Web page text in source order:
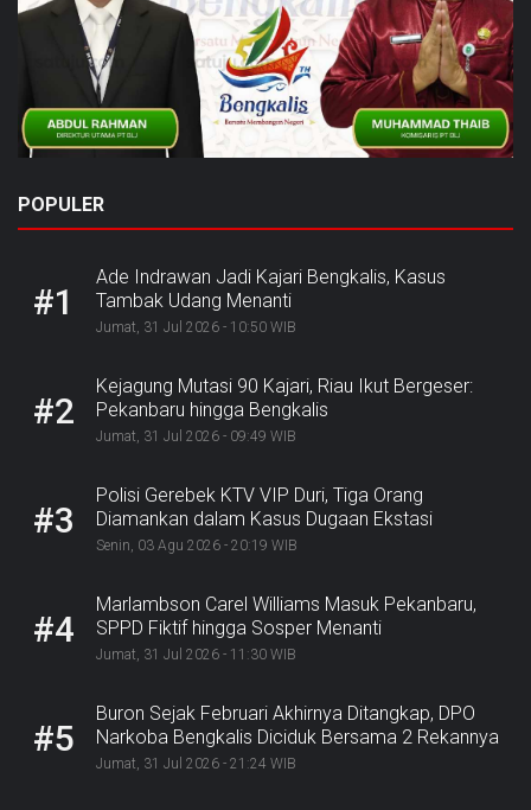
POPULER
#1
Ade Indrawan Jadi Kajari Bengkalis, Kasus
Tambak Udang Menanti
Jumat, 31 Jul 2026 - 10:50 WIB
#2
Kejagung Mutasi 90 Kajari, Riau Ikut Bergeser:
Pekanbaru hingga Bengkalis
Jumat, 31 Jul 2026 - 09:49 WIB
#3
Polisi Gerebek KTV VIP Duri, Tiga Orang
Diamankan dalam Kasus Dugaan Ekstasi
Senin, 03 Agu 2026 - 20:19 WIB
#4
Marlambson Carel Williams Masuk Pekanbaru,
SPPD Fiktif hingga Sosper Menanti
Jumat, 31 Jul 2026 - 11:30 WIB
#5
Buron Sejak Februari Akhirnya Ditangkap, DPO
Narkoba Bengkalis Diciduk Bersama 2 Rekannya
Jumat, 31 Jul 2026 - 21:24 WIB